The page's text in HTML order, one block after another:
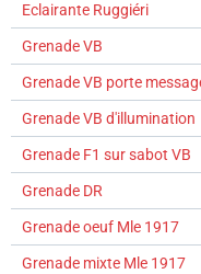
Eclairante Ruggiéri
Grenade VB
Grenade VB porte
Grenade VB d'illumination
Grenade F1 sur sabot VB
Grenade DR
Grenade oeuf Mle 1917
Grenade mixte Mle 1917